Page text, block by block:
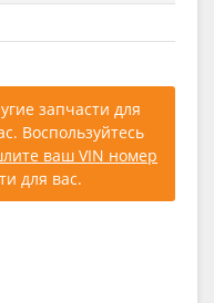
запчасти для
Воспользуйтесь
ваш VIN номер
для вас.